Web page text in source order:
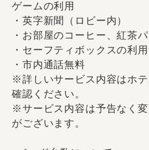
ゲームの利用
・英字新聞（ロビー内）
・お部屋のコーヒー、紅茶
・セーフティボックスの利
・市内通話無料
※詳しいサービス内容はホ
確認ください。
※サービス内容は予告なく
がございます。